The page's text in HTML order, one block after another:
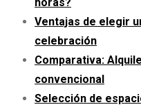
Ventajas de elegir
celebración
Comparativa:
convencional
Selección de